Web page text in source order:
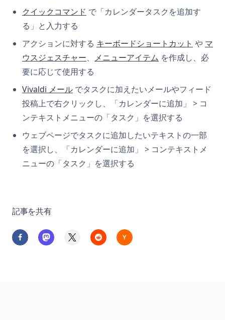
クイックコマンド で「カレンダータスクを追加す
る」と入力する
アクションに対する キーボードショートカット や マ
ウスジェスチャー、 メニューアイテム を作成し、必
要に応じて使用する
Vivaldi メール でタスクに加えたいメールやフィード
投稿上で右クリックし、「カレンダーに追加」 > コ
ンテキストメニューの「タスク」を選択する
ウェブページでタスクに追加したいテキストの一部
を選択し、「カレンダーに追加」 > コンテキストメ
ニューの「タスク」を選択する
記事を共有